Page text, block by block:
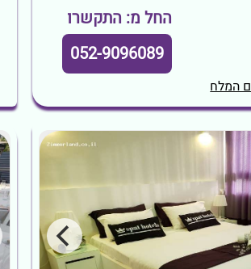
החל מ: התקשרו
052-9096089